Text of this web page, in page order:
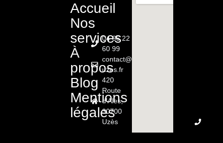
Accueil
Nos
services
À
propos
Blog
Mentions
légales
04 66 22
60 99
contact@renault-
uzes.fr
420
Route
d'Ales,
30700
Uzès